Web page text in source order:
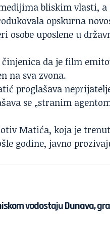
bliskim vlasti, a
opskurna
osobe uposlene u
da je film
na sva zvona.
proglašava
se „stranim
Matića, koja je
godine, javno
vodostaju Dunava,